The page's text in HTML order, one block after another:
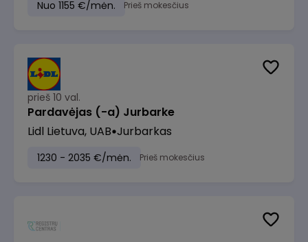
Nuo 1155 €/mėn. Prieš mokesčius
prieš 10 val.
Pardavėjas (-a) Jurbarke
Lidl Lietuva, UAB Jurbarkas
1230 - 2035 €/mėn. Prieš mokesčius